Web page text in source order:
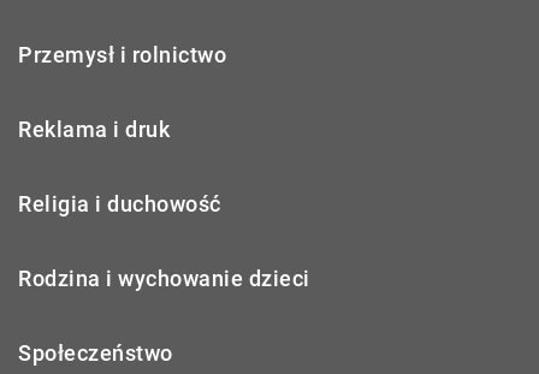
Przemysł i rolnictwo
Reklama i druk
Religia i duchowość
Rodzina i wychowanie dzieci
Społeczeństwo